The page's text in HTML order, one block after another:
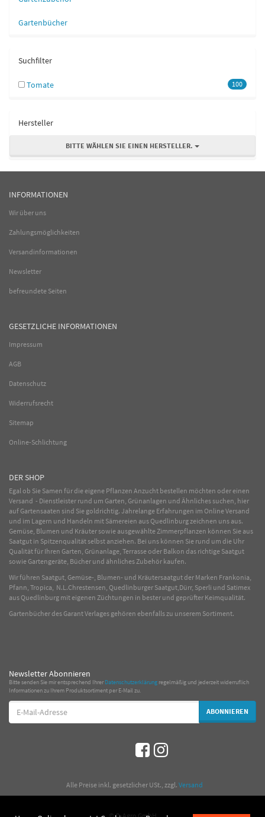
Gartenbücher
Suchfilter
100
Tomate
Hersteller
BITTE WÄHLEN SIE EINEN HERSTELLER.
INFORMATIONEN
Wir über uns
Zahlungsmöglichkeiten
Versandinformationen
Newsletter
befreundete Seiten
GESETZLICHE INFORMATIONEN
Impressum
AGB
Datenschutz
Widerrufsrecht
Sitemap
Online-Schlichtung
DER SHOP
Egal ob Sie Samen für die eigene Pflanzen Anzucht bestellen möchten oder einen
Versand - Dienstleister rund um Garten, Grünanlagen und Ähnliches suchen, hier
auf Gartensaaten sind Sie goldrichtig. Jahrelange Erfahrungen im OnlineVersand
und im Lagern und Handeln mit Sämereien aus Quedlinburg zeichnen uns aus.
Gemüse, Blumen und Kräuter sowie ausgewählteZimmerpflanzen können Sie aus
Saatgut in Spitzenqualität selbst anziehen. Bei uns können Sie rund um die Uhr
Qualität für Ihren Garten, Grünanlage, Terrasse oder Balkon das richtige Saatgut
sowie Gartengeräte, Bücher und ähnliches Zubehör kaufen.
Wir führen Saatgut, Gemüse-, Blumen- und Kräutersaatgut der Marken Frankonia,
Pfann, Tropica, N.L.Chrestensen, Quedlinburger Saatgut,Dürr, Sperli und Satimex
aus Quedlinburg mit eigenen Züchtungen in bester und geprüfter Keimqualität.
Gartenbücher des Garant Verlages gehören ebenfalls zu unserem Sortiment.
Newsletter Abonnieren
Bitte senden Sie mir entsprechend IhrerDatenschutzerklärung regelmäßig und jederzeit widerruflich
Informationen zu Ihrem Produktsortiment per E-Mail zu.
E-
Mail-
Adresse
ABONNIEREN
Alle Preise inkl. gesetzlicher USt., zzgl. Versand